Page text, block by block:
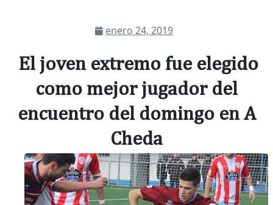
enero 24, 2019
El joven extremo fue elegido
como mejor jugador del
encuentro del domingo en A
Cheda